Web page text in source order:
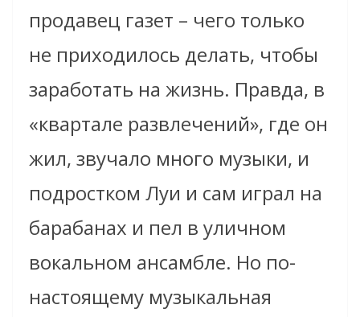
продавец газет – чего только
не приходилось делать, чтобы
заработать на жизнь. Правда, в
«квартале развлечений», где он
жил, звучало много музыки, и
подростком Луи и сам играл на
барабанах и пел в уличном
вокальном ансамбле. Но по-
настоящему музыкальная